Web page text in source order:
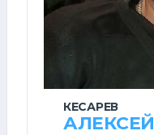
КЕСАРЕВ
АЛЕКСЕЙ